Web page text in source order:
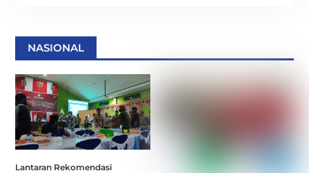
NASIONAL
Lantaran Rekomendasi